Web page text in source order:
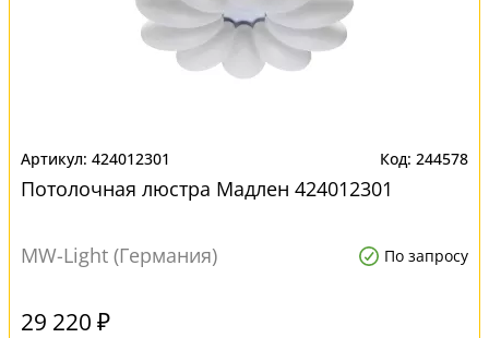
424012301 244578
Потолочная люстра Мадлен 424012301
MW-Light (Германия) По запросу
29 220 ₽